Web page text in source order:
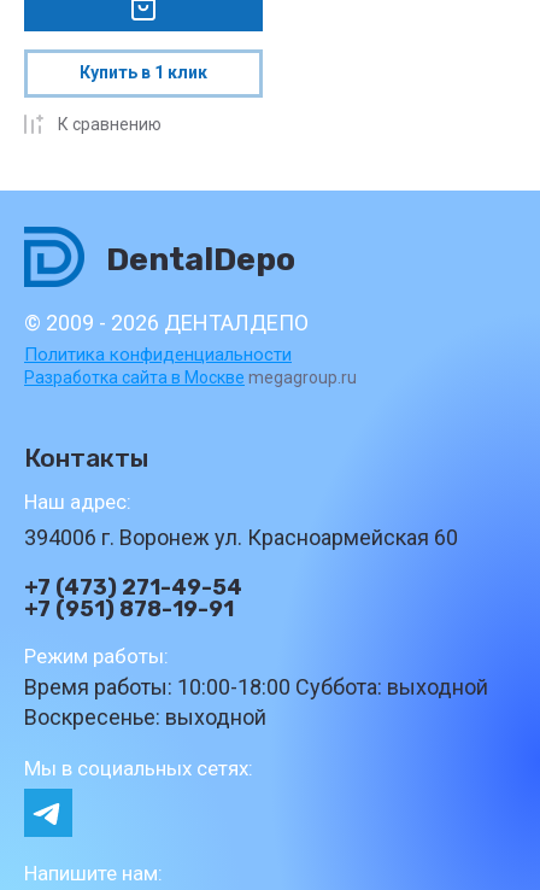
Купить в 1 клик
К сравнению
DentalDepo
© 2009 - 2026 ДЕНТАЛДЕПО
Политика конфиденциальности
Разработка сайта в Москве megagroup.ru
Мы в социальных сетях:
Напишите нам:
Контакты
Наш адрес:
394006 г. Воронеж ул. Красноармейская 60
+7 (473) 271-49-54
+7 (951) 878-19-91
Режим работы:
Время работы: 10:00-18:00 Суббота: выходной
Воскресенье: выходной